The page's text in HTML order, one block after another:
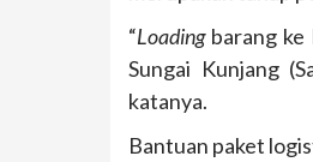
“Loadingbarang ke
Sungai Kunjang
katanya.
Bantuan paket